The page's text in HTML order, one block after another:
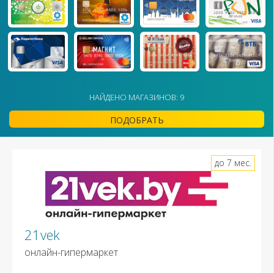
НАЙДЕНО МАГАЗИНОВ: 9
ПОДОБРАТЬ
21vek
онлайн-гипермаркет
до 7 мес.